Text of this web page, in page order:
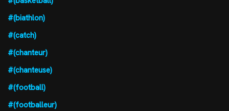
#(biathlon)
#(catch)
#(chanteur)
#(chanteuse)
#(football)
#(footballeur)